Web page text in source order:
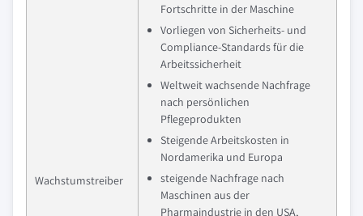
Wachstumstreiber
Fortschritte in der Maschine
Vorliegen von Sicherheits- und
Compliance-Standards für die
Arbeitssicherheit
Weltweit wachsende Nachfrage
nach persönlichen
Pflegeprodukten
Steigende Arbeitskosten in
Nordamerika und Europa
steigende Nachfrage nach
Maschinen aus der
Pharmaindustrie in den USA,